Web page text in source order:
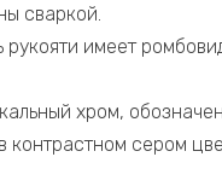
сваркой.
имеет
хром,
сером